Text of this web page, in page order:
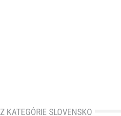
Z KATEGÓRIE SLOVENSKO